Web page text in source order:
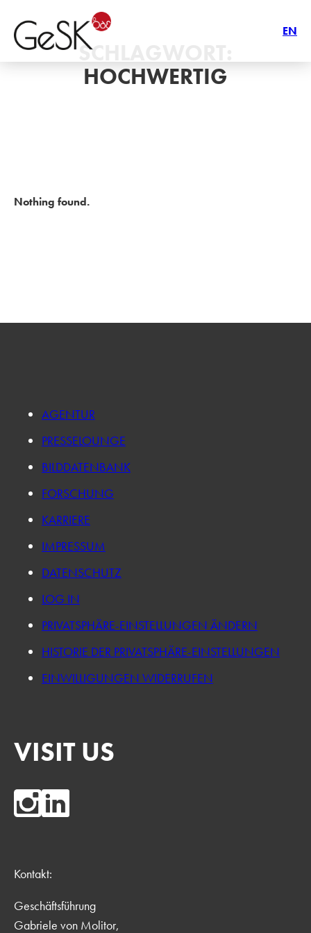
EN
SCHLAGWORT:
HOCHWERTIG
Nothing found.
AGENTUR
PRESSELOUNGE
BILDDATENBANK
FORSCHUNG
KARRIERE
IMPRESSUM
DATENSCHUTZ
LOG IN
PRIVATSPHÄRE-EINSTELLUNGEN ÄNDERN
HISTORIE DER PRIVATSPHÄRE-EINSTELLUNGEN
EINWILLIGUNGEN WIDERRUFEN
VISIT US
Kontakt:
Geschäftsführung
Gabriele von Molitor,